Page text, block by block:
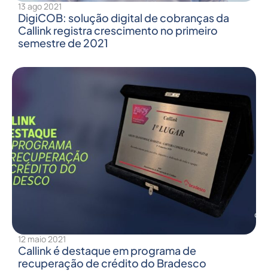
13 ago 2021
DigiCOB: solução digital de cobranças da
Callink registra crescimento no primeiro
semestre de 2021
12 maio 2021
Callink é destaque em programa de
recuperação de crédito do Bradesco